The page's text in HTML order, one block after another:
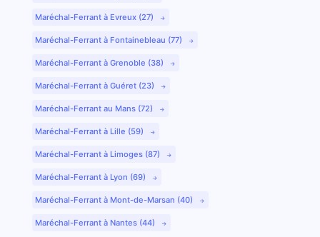
Maréchal-Ferrant à Evreux (27)
Maréchal-Ferrant à Fontainebleau (77)
Maréchal-Ferrant à Grenoble (38)
Maréchal-Ferrant à Guéret (23)
Maréchal-Ferrant au Mans (72)
Maréchal-Ferrant à Lille (59)
Maréchal-Ferrant à Limoges (87)
Maréchal-Ferrant à Lyon (69)
Maréchal-Ferrant à Mont-de-Marsan (40)
Maréchal-Ferrant à Nantes (44)